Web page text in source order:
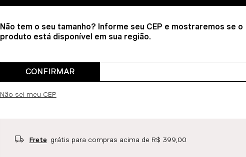
Não tem o seu tamanho? Informe seu CEP e mostraremos se o
produto está disponível em sua região.
CONFIRMAR
Não sei meu CEP
Frete grátis para compras acima de R$ 399,00